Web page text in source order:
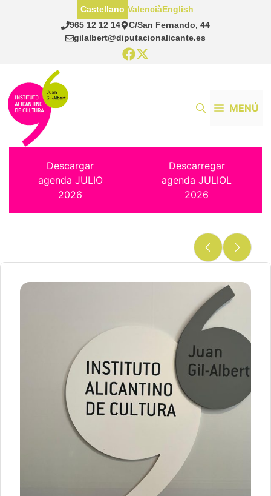
965 12 12 14
C/San Fernando, 44
gilalbert@diputacionalicante.es
Castellano ValenciàEnglish
MENÚ
Descargar
agenda JULIO
2026
Descarregar
agenda JULIOL
2026